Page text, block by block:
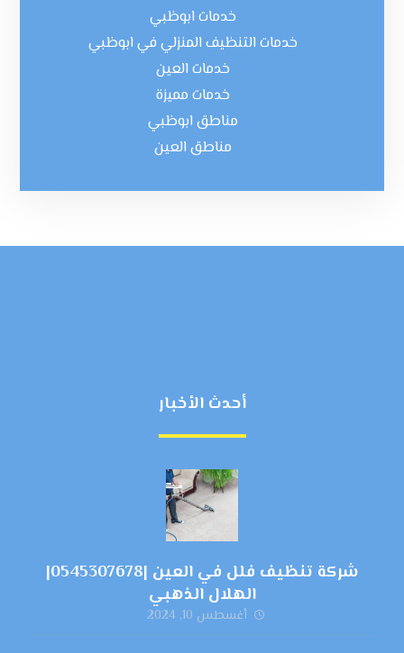
خدمات ابوظبي
خدمات التنظيف المنزلي في ابوظبي
خدمات العين
خدمات مميزة
مناطق ابوظبي
مناطق العين
أحدث الأخبار
شركة تنظيف فلل في العين |0545307678|
الهلال الذهبي
أغسطس 10, 2024